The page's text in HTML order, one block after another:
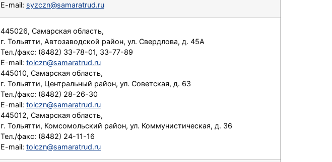
E-mail: syzczn@samaratrud.ru
445026, Самарская область,
г. Тольятти, Автозаводской район, ул. Свердлова, д. 45А
Тел./факс: (8482) 33-78-01, 33-77-89
E-mail: tolczn@samaratrud.ru
445010, Самарская область,
г. Тольятти, Центральный район, ул. Советская, д. 63
Тел./факс: (8482) 28-26-30
E-mail: tolczn@samaratrud.ru
445012, Самарская область,
г. Тольятти, Комсомольский район, ул. Коммунистическая, д. 36
Тел./факс: (8482) 24-11-16
E-mail: tolczn@samaratrud.ru